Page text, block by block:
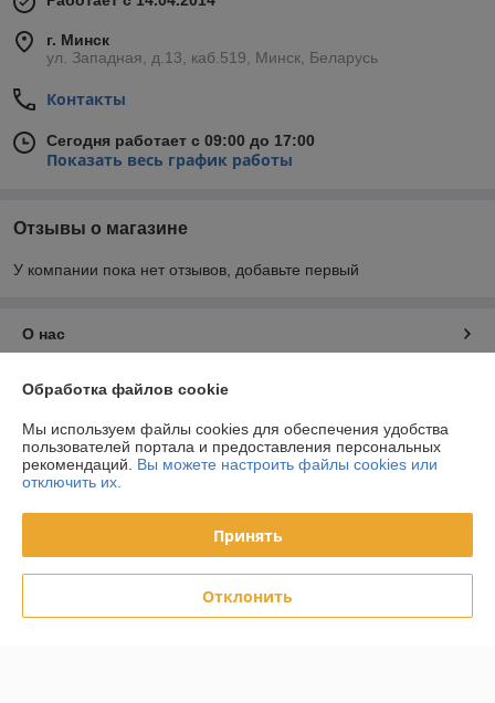
г. Минск
ул. Западная, д.13, каб.519, Минск, Беларусь
Контакты
Сегодня работает с 09:00 до 17:00
Показать весь график работы
Отзывы о магазине
У компании пока нет отзывов, добавьте первый
О нас
Контакты
Доставка и оплата
График работы
Политика обработки cookies
Обработка файлов cookie
Мы используем файлы cookies для обеспечения удобства
пользователей портала и предоставления персональных
рекомендаций. Вы можете настроить файлы cookies или
отключить их.
Принять
Отклонить